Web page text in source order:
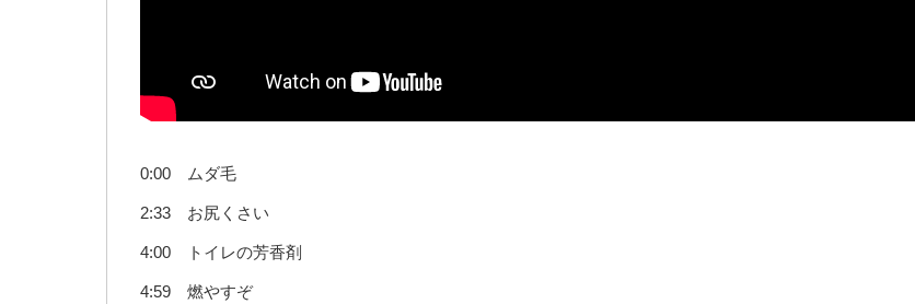
0:00 ムダ毛
2:33 お尻くさい
4:00 トイレの芳香剤
4:59 燃やすぞ